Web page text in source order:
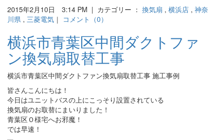
2015年2月10日 3:14 PM | カテゴリー ： 換気扇 , 横浜店 , 神奈
川県 , 三菱電気 ｜ コメント（0）
横浜市青葉区中間ダクトファ
ン換気扇取替工事
横浜市青葉区中間ダクトファン換気扇取替工事 施工事例
皆さんこんにちは！
今日はユニットバスの上にこっそり設置されている
換気扇のお取替にまいりました！
青葉区Ｏ様宅へお邪魔！
では早速！